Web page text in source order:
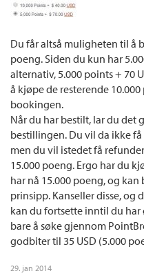
Du får altså muligheten til å
poeng. Siden du kun har
alternativ, 5.000 points + 70
å kjøpe de resterende
bookingen.
Når du har bestilt, lar du det
bestillingen. Du vil da ikke
men du vil istedet få
15.000 poeng. Ergo har du
har nå 15.000 poeng, og
prinsipp. Kanseller disse, og
kan du fortsette inntil du har
bare å søke gjennom
godbiter til 35 USD (5.000
29. jan 2014